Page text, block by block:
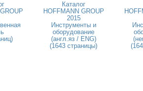
Каталог
HOFFMANN GROUP
2015
Инструменты и
оборудование
(англ.яз / ENG)
(1643 страницы)